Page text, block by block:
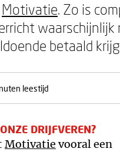
Motivatie. Zo is
betaald
leestijd
DRIJFVEREN?
Motivatie vooral een